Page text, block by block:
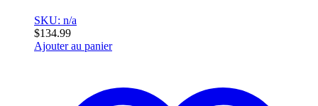
SKU: n/a
$134.99
Ajouter au panier